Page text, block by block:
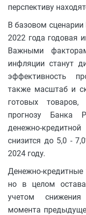
перспективу
В базовом
2022 года годовая
Важными
инфляции станут
эффективность
также масштаб и
готовых
прогнозу Банка
денежно-
снизится до 5,0 -
2024 году.
Денежно-кредитные
но в целом
учетом
момента